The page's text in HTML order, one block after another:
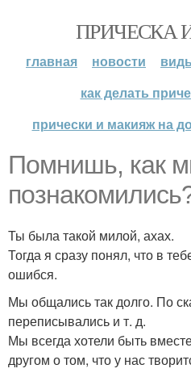
ПРИЧЕСКА
главная новости
как делать
прически и макияж на
Помнишь, как
Ты была такой милой, ахах.
Тогда я сразу понял, что в
ошибся.
Мы общались так долго. По
переписывались и т. д.
Мы всегда хотели быть
другом о том, что у нас